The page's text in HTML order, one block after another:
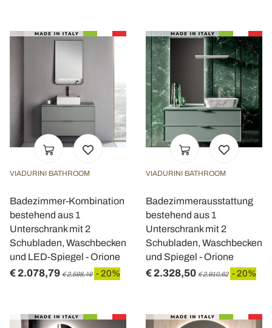
VIADURINI BATHROOM
Badezimmer-Kombination
bestehend aus 1
Unterschrank mit 2
Schubladen, Waschbecken
und LED-Spiegel - Orione
€ 2.078,79 € 2.598,49 - 20%
VIADURINI BATHROOM
Badezimmerausstattung
bestehend aus 1
Unterschrank mit 2
Schubladen, Waschbecken
und Spiegel - Orione
€ 2.328,50 € 2.910,62 - 20%